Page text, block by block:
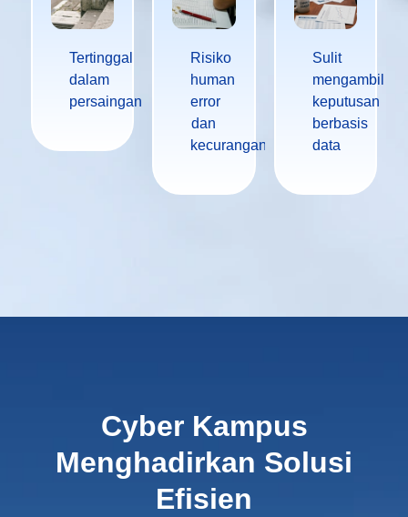
Tertinggal
dalam
persaingan
Risiko
human
error
dan
kecurangan
Sulit
mengambil
keputusan
berbasis
data
Cyber Kampus
Menghadirkan Solusi
Efisien